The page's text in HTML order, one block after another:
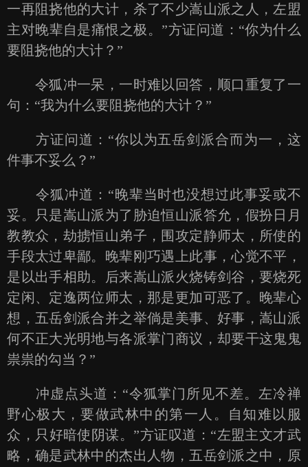
一再阻挠他的大计，杀了不少嵩山派之人，左盟
主对晚辈自是痛恨之极。”方证问道：“你为什么
要阻挠他的大计？”
令狐冲一呆，一时难以回答，顺口重复了一
句：“我为什么要阻挠他的大计？”
方证问道：“你以为五岳剑派合而为一，这
件事不妥么？”
令狐冲道：“晚辈当时也没想过此事妥或不
妥。只是嵩山派为了胁迫恒山派答允，假扮日月
教教众，劫掳恒山弟子，围攻定静师太，所使的
手段太过卑鄙。晚辈刚巧遇上此事，心觉不平，
是以出手相助。后来嵩山派火烧铸剑谷，要烧死
定闲、定逸两位师太，那是更加可恶了。晚辈心
想，五岳剑派合并之举倘是美事、好事，嵩山派
何不正大光明地与各派掌门商议，却要干这鬼鬼
祟祟的勾当？”
冲虚点头道：“令狐掌门所见不差。左冷禅
野心极大，要做武林中的第一人。自知难以服
众，只好暗使阴谋。”方证叹道：“左盟主文才武
略，确是武林中的杰出人物，五岳剑派之中，原